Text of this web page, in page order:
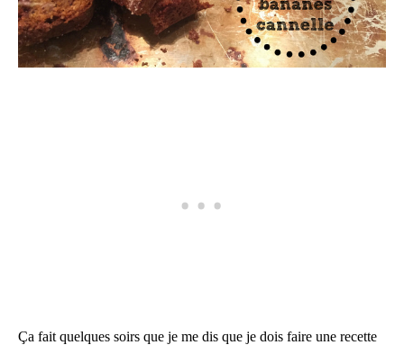
Ça fait quelques soirs que je me dis que je dois faire une recette